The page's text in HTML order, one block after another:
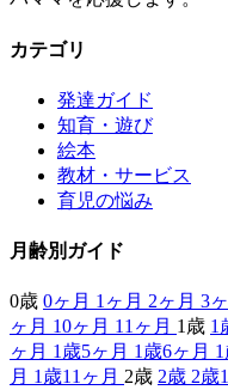
カテゴリ
発達ガイド
知育・遊び
絵本
教材・サービス
育児の悩み
月齢別ガイド
0歳 0ヶ月 1ヶ月 2ヶ月 3
ヶ月 10ヶ月 11ヶ月 1歳 1
ヶ月 1歳5ヶ月 1歳6ヶ月
月 1歳11ヶ月 2歳 2歳 2歳